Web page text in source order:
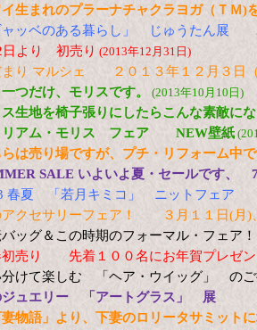
生まれのプラーナチャクラヨガ（ＴＭ
ャッベのある暮らし」 じゅうたん
日より 初売り (2013年12月31日)
まり マルシェ ２０１３年１２月３日
つだけ、モリスです。 (2013年10月10日)
生地を椅子張りにしたらこんな素敵に
リアム・モリス フェア NEW壁紙
は売り場ですが、プチ・リフォーム中
SALE いよいよ夏・セールです、
春夏 「若月キミコ」 ニットフェア
アクセサリーフェア！ ３月１１日(月)
バッグ＆この時期のフォーマル・フェ
初売り 先着１００名にお年賀
分けて楽しむ 「ヘア・ウイッグ」
ジュエリー 「アートグラス」 展
妻物語」より、下妻のロリータサミッ